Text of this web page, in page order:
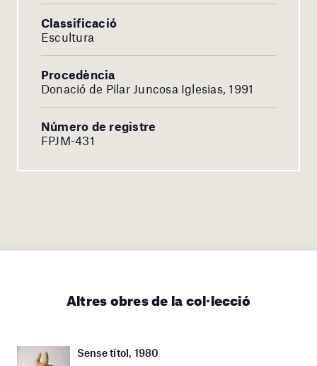
Classificació
Escultura
Procedència
Donació de Pilar Juncosa Iglesias, 1991
Número de registre
FPJM-431
Altres obres de la col·lecció
Sense títol, 1980